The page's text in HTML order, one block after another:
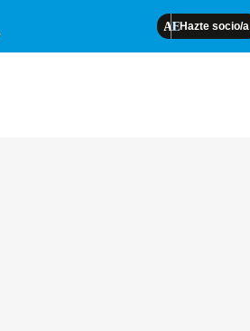
Hazte socio/a